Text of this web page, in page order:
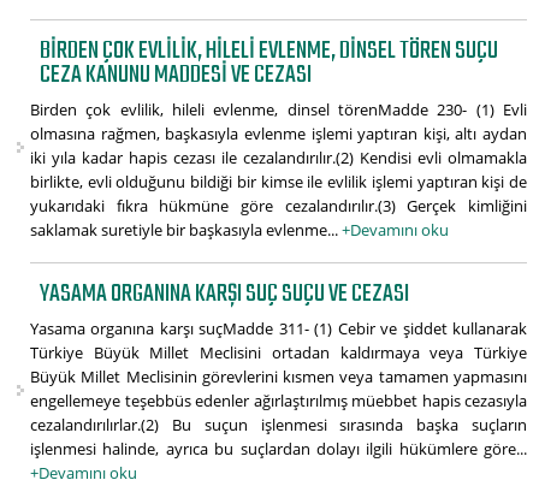
BIRDEN ÇOK EVLILIK, HILELI EVLENME, DINSEL TÖREN SUÇU
CEZA KANUNU MADDESI VE CEZASI
Birden çok evlilik, hileli evlenme, dinsel törenMadde 230- (1) Evli
olmasına rağmen, başkasıyla evlenme işlemi yaptıran kişi, altı aydan
iki yıla kadar hapis cezası ile cezalandırılır.(2) Kendisi evli olmamakla
birlikte, evli olduğunu bildiği bir kimse ile evlilik işlemi yaptıran kişi de
yukarıdaki fıkra hükmüne göre cezalandırılır.(3) Gerçek kimliğini
saklamak suretiyle bir başkasıyla evlenme...+Devamını oku
YASAMA ORGANINA KARŞI SUÇ SUÇU VE CEZASI
Yasama organına karşı suçMadde 311- (1) Cebir ve şiddet kullanarak
Türkiye Büyük Millet Meclisini ortadan kaldırmaya veya Türkiye
Büyük Millet Meclisinin görevlerini kısmen veya tamamen yapmasını
engellemeye teşebbüs edenler ağırlaştırılmış müebbet hapis cezasıyla
cezalandırılırlar.(2) Bu suçun işlenmesi sırasında başka suçların
işlenmesi halinde, ayrıca bu suçlardan dolayı ilgili hükümlere göre...
+Devamını oku